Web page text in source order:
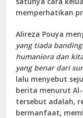
memperhatikan
Alireza Pouya
yang tiada
humaniora dan
yang benar dari
lalu menyebut
berita menurut
tersebut adalah,
bermanfaat,